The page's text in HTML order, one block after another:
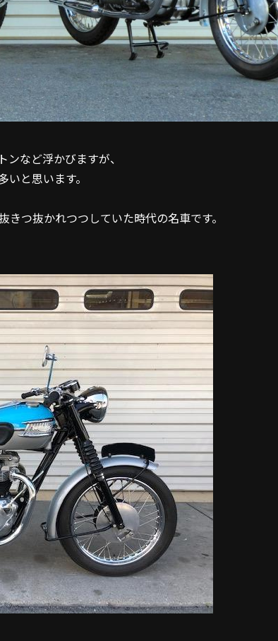
など浮かびますが、
と思います。
つ抜かれつつしていた時代の名車です。